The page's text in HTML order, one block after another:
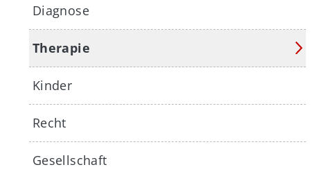
Diagnose
Therapie
Kinder
Recht
Gesellschaft